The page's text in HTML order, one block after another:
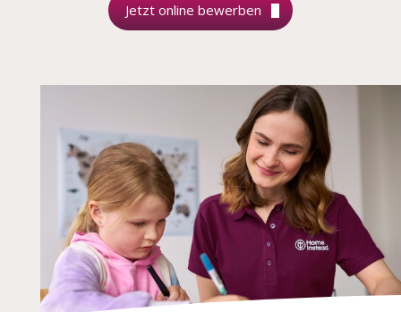
Jetzt online bewerben